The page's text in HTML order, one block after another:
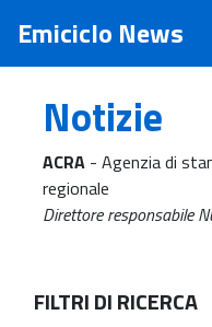
Emiciclo News
Notizie
ACRA - Agenzia di
regionale
Direttore responsabile
FILTRI DI RICERCA